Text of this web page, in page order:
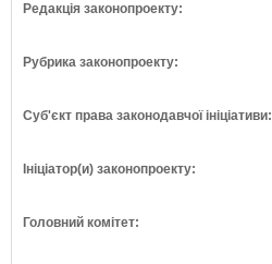
Редакція законопроекту:
Рубрика законопроекту:
Суб'єкт права законодавчої ініціативи:
Ініціатор(и) законопроекту:
Головний комітет: